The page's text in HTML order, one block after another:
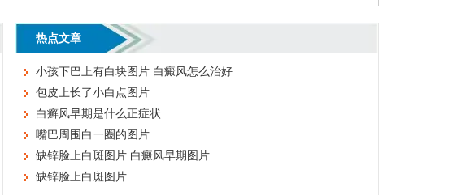
热点文章
小孩下巴上有白块图片 白癜风怎么治好
包皮上长了小白点图片
白癣风早期是什么正症状
嘴巴周围白一圈的图片
缺锌脸上白斑图片 白癜风早期图片
缺锌脸上白斑图片